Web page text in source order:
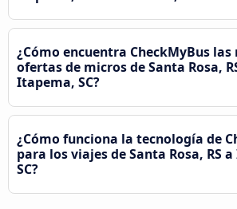
¿Cómo encuentra CheckMyBus
ofertas de micros de Santa Rosa,
Itapema, SC?
¿Cómo funciona la tecnología de
para los viajes de Santa Rosa, RS
SC?